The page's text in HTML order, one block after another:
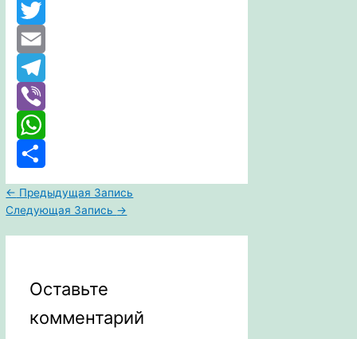
Odnoklassniki
Twitter
Email
Telegram
Viber
WhatsApp
Отправить
← Предыдущая Запись
Следующая Запись →
Оставьте
комментарий